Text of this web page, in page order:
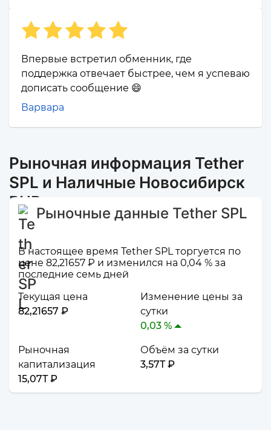
Впервые встретил обменник, где
поддержка отвечает быстрее, чем я успеваю
дописать сообщение 😄
Варвара
Рыночная информация Tether
SPL и Наличные Новосибирск
RUB
Рыночные данные Tether SPL
В настоящее время Tether SPL торгуется по
цене 82,21657 ₽ и изменился на 0,04 % за
последние семь дней
Текущая цена
82,21657 ₽
Изменение цены за
сутки
0,03 %
Рыночная
капитализация
15,07T ₽
Объём за сутки
3,57T ₽